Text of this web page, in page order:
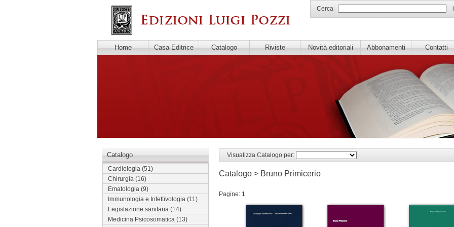
Cerca
Home Casa Editrice Catalogo Riviste Novità editoriali Abbonamenti Contatti
Catalogo
Cardiologia (51)
Chirurgia (16)
Ematologia (9)
Immunologia e Infettivologia (11)
Legislazione sanitaria (14)
Medicina Psicosomatica (13)
Visualizza Catalogo per:
Catalogo > Bruno Primicerio
Pagine: 1